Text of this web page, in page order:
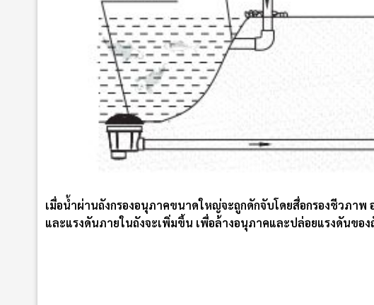
เมื่อน้ำผ่านถังกรองอนุภาคขนาดใหญ่จะถูกดักจับโดยสื่อกรองชีวภา
และแรงดันภายในถังจะเพิ่มขึ้น เพื่อล้างอนุภาคและปล่อยแรงดันขอ